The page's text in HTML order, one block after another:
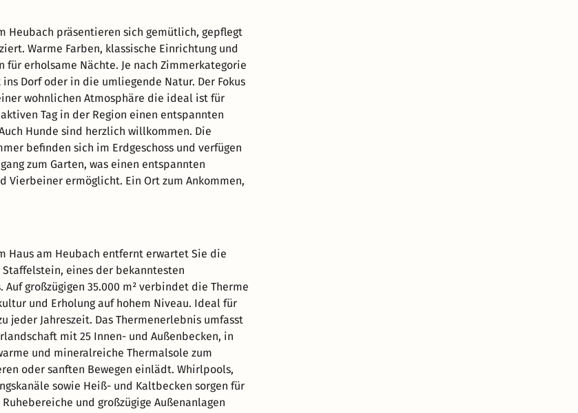
Heubach präsentieren sich gemütlich, gepflegt
Warme Farben, klassische Einrichtung und
für erholsame Nächte. Je nach Zimmerkategorie
Dorf oder in die umliegende Natur. Der Fokus
wohnlichen Atmosphäre die ideal ist für
Tag in der Region einen entspannten
Hunde sind herzlich willkommen. Die
befinden sich im Erdgeschoss und verfügen
zum Garten, was einen entspannten
Vierbeiner ermöglicht. Ein Ort zum Ankommen,
Haus am Heubach entfernt erwartet Sie die
eines der bekanntesten
Auf großzügigen 35.000 m² verbindet die Therme
und Erholung auf hohem Niveau. Ideal für
jeder Jahreszeit. Das Thermenerlebnis umfasst
mit 25 Innen- und Außenbecken, in
und mineralreiche Thermalsole zum
oder sanften Bewegen einlädt. Whirlpools,
sowie Heiß- und Kaltbecken sorgen für
und großzügige Außenanlagen